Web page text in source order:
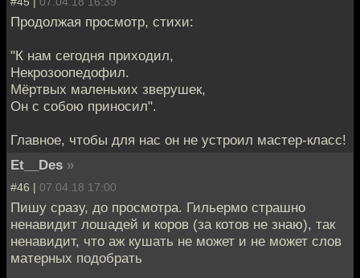
Продолжая просмотр, стихи:
"К нам сегодня приходил,
Некрозоопедофил.
Мёртвых маленьких зверушек,
Он с собою приносил".
Главное, чтобы для нас он не устроил мастер-класс!
Et__Des »
#46 | 07.04.18 17:00
Пишу сразу, до просмотра. Гильермо страшно
ненавидит лошадей и коров (за котов не знаю), так
ненавидит, что аж кушать не может и не может слов
матерных подобрать